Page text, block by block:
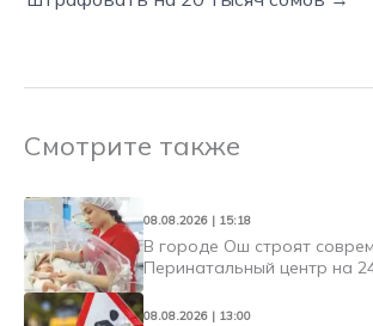
Смотрите также
08.08.2026 | 15:18
В городе Ош строят
Перинатальный центр на
08.08.2026 | 13:00